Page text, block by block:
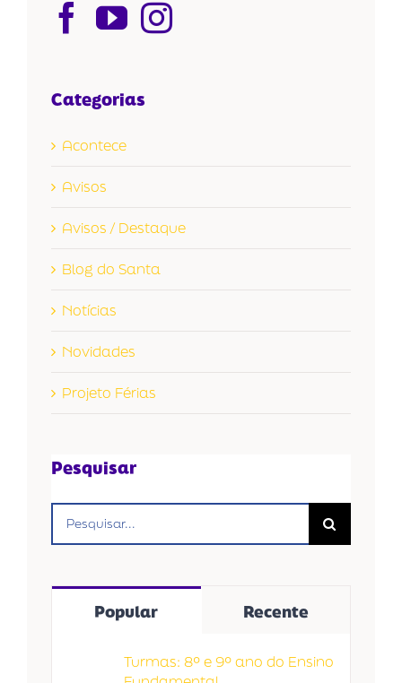
Categorias
Acontece
Avisos
Avisos / Destaque
Blog do Santa
Notícias
Novidades
Projeto Férias
Pesquisar
resultados
Popular Recente
Turmas: 8º e 9º ano do Ensino